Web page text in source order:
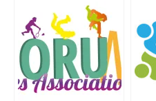
exceptionnel chaque
jour plus fragile